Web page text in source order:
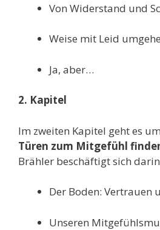
Von Widerstand und
Weise mit Leid
Ja, aber…
2. Kapitel
Im zweiten Kapitel geht es
Türen zum Mitgefühl
Brähler beschäftigt sich
Der Boden: Vertrauen
Unseren